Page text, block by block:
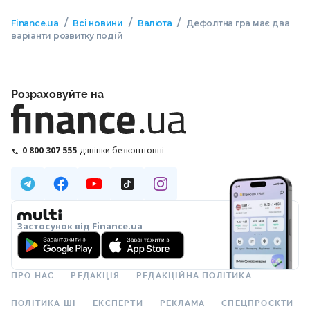
Finance.ua / Всі новини / Валюта / Дефолтна гра має два
варіанти розвитку подій
Розраховуйте на
0 800 307 555 дзвінки безкоштовні
Застосунок від Finance.ua
ПРО НАС РЕДАКЦІЯ РЕДАКЦІЙНА ПОЛІТИКА
ПОЛІТИКА ШІ ЕКСПЕРТИ РЕКЛАМА СПЕЦПРОЄКТИ